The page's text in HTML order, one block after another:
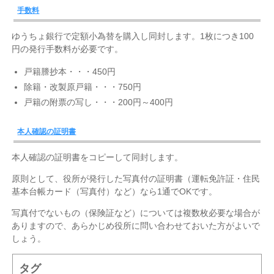
手数料
ゆうちょ銀行で定額小為替を購入し同封します。1枚につき100
円の発行手数料が必要です。
戸籍謄抄本・・・450円
除籍・改製原戸籍・・・750円
戸籍の附票の写し・・・200円～400円
本人確認の証明書
本人確認の証明書をコピーして同封します。
原則として、役所が発行した写真付の証明書（運転免許証・住民
基本台帳カード（写真付）など）なら1通でOKです。
写真付でないもの（保険証など）については複数枚必要な場合が
ありますので、あらかじめ役所に問い合わせておいた方がよいで
しょう。
タグ